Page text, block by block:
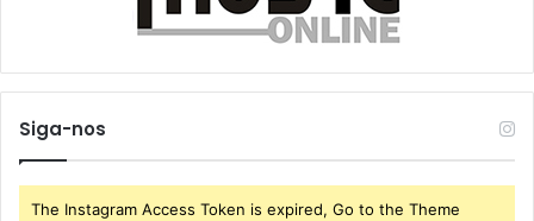
Siga-nos
The Instagram Access Token is expired, Go to the Theme